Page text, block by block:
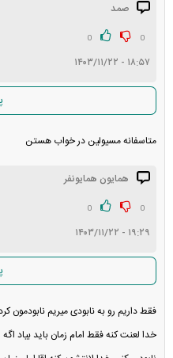
صمد
0
0
۱۸:۵۷ - ۱۴۰۳/۱۱/۲۲
متاسفانه مسیولین در خواب هستن
همایون همایونفر
0
0
۱۹:۲۹ - ۱۴۰۳/۱۱/۲۲
فقط داریم رو به نابودی میریم
خدا لعنت کنه فقط امام زمان باید بیاد